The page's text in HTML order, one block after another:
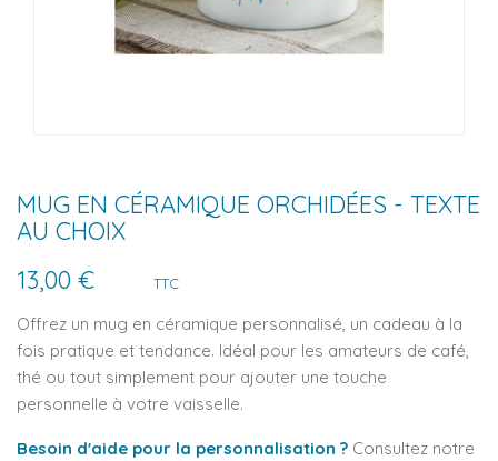
MUG EN CÉRAMIQUE ORCHIDÉES - TEXTE
AU CHOIX
13,00 €
TTC
Offrez un mug en céramique personnalisé, un cadeau à la
fois pratique et tendance. Idéal pour les amateurs de café,
thé ou tout simplement pour ajouter une touche
personnelle à votre vaisselle.
Besoin d'aide pour la personnalisation ? Consultez notre